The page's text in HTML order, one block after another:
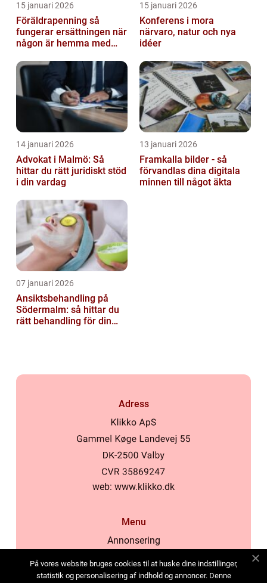
15 januari 2026
Föräldrapenning så
fungerar ersättningen när
någon är hemma med
15 januari 2026
Konferens i mora
närvaro, natur och nya
idéer
14 januari 2026
Advokat i Malmö: Så
hittar du rätt juridiskt stöd
i din vardag
13 januari 2026
Framkalla bilder - så
förvandlas dina digitala
minnen till något äkta
07 januari 2026
Ansiktsbehandling på
Södermalm: så hittar du
rätt behandling för din
Adress
web: www.klikko.dk
Menu
Annonsering
Cookies
På vores website bruges cookies til at huske dine indstillinger,
statistik og personalisering af indhold og annoncer. Denne